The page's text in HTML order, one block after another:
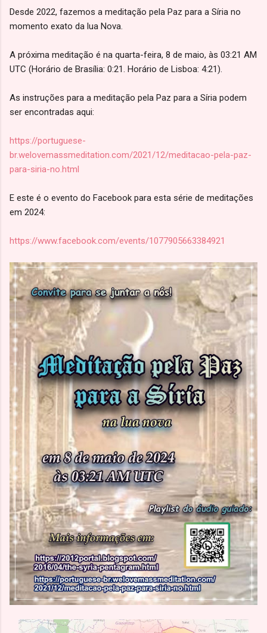
Desde 2022, fazemos a meditação pela Paz para a Síria no
momento exato da lua Nova.
A próxima meditação é na quarta-feira, 8 de maio, às 03:21 AM
UTC (Horário de Brasília: 0:21. Horário de Lisboa: 4:21).
As instruções para a meditação pela Paz para a Síria podem
ser encontradas aqui:
https://portuguese-
br.welovemassmeditation.com/2021/12/meditacao-pela-paz-
para-siria-no.html
E este é o evento do Facebook para esta série de meditações
em 2024:
https://www.facebook.com/events/1077905663384921